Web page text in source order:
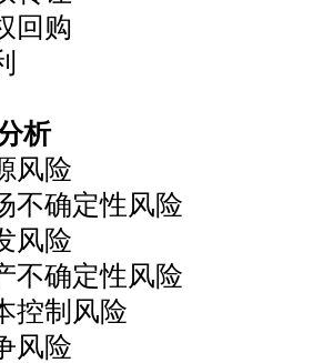
购
析
险
确定性风险
险
确定性风险
制风险
险